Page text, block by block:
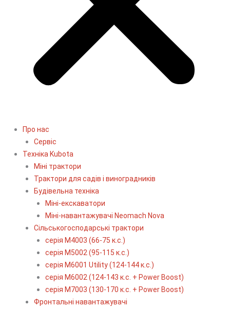
Про нас
Сервіс
Технiка Kubota
Міні трактори
Трактори для садів і виноградників
Будівельна техніка
Міні-екскаватори
Міні-навантажувачі Neomach Nova
Сільськогосподарські трактори
серія М4003 (66-75 к.с.)
серія М5002 (95-115 к.с.)
серія M6001 Utility (124-144 к.с.)
серія М6002 (124-143 к.с. + Power Boost)
серія М7003 (130-170 к.с. + Power Boost)
Фронтальні навантажувачі